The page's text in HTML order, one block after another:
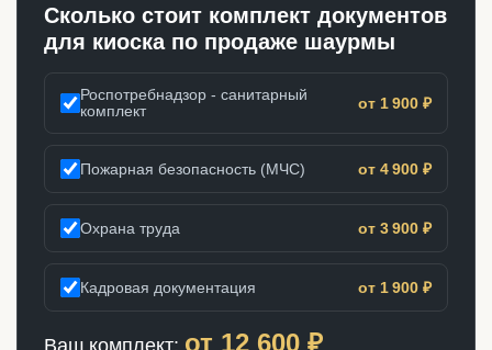
Сколько стоит комплект документов
для киоска по продаже шаурмы
Роспотребнадзор - санитарный
комплект
от 1 900 ₽
Пожарная безопасность (МЧС) от 4 900 ₽
Охрана труда от 3 900 ₽
Кадровая документация от 1 900 ₽
от 12 600 ₽